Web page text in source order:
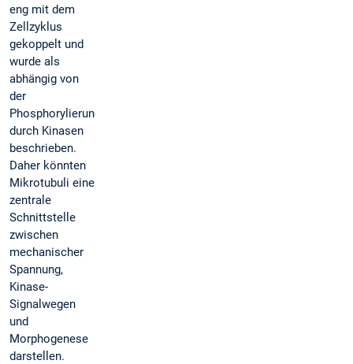
eng mit dem
Zellzyklus
gekoppelt und
wurde als
abhängig von
der
Phosphorylierung
durch Kinasen
beschrieben.
Daher könnten
Mikrotubuli eine
zentrale
Schnittstelle
zwischen
mechanischer
Spannung,
Kinase-
Signalwegen
und
Morphogenese
darstellen.